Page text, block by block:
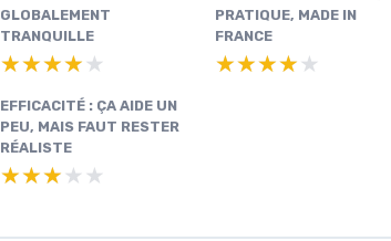
GLOBALEMENT
TRANQUILLE
★★★★★
★★★★★
PRATIQUE, MADE IN
FRANCE
★★★★★
★★★★★
EFFICACITÉ : ÇA AIDE UN
PEU, MAIS FAUT RESTER
RÉALISTE
★★★★★
★★★★★